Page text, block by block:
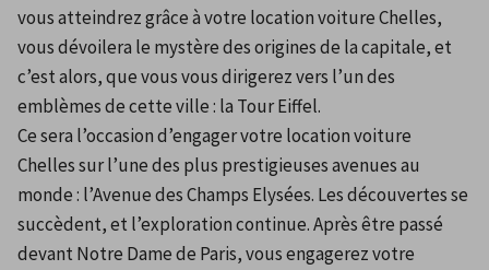
vous atteindrez grâce à votre location voiture Chelles,
vous dévoilera le mystère des origines de la capitale, et
c’est alors, que vous vous dirigerez vers l’un des
emblèmes de cette ville : la Tour Eiffel.
Ce sera l’occasion d’engager votre location voiture
Chelles sur l’une des plus prestigieuses avenues au
monde : l’Avenue des Champs Elysées. Les découvertes se
succèdent, et l’exploration continue. Après être passé
devant Notre Dame de Paris, vous engagerez votre